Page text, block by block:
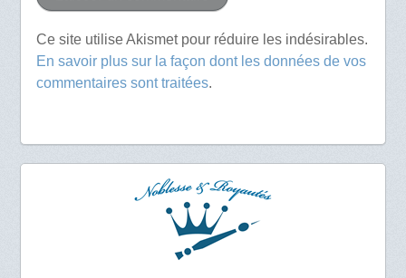
Ce site utilise Akismet pour réduire les indésirables.
En savoir plus sur la façon dont les données de vos
commentaires sont traitées.